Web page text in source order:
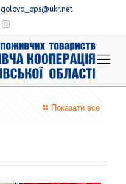
golova_ops@ukr.net
Показати все